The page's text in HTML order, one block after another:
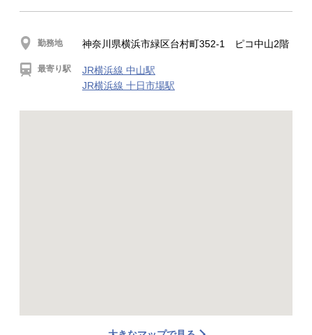
勤務地 神奈川県横浜市緑区台村町352-1 ピコ中山2階
最寄り駅
JR横浜線 中山駅
JR横浜線 十日市場駅